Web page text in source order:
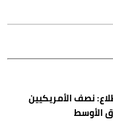
نصف الأمريكيين
الأوسط